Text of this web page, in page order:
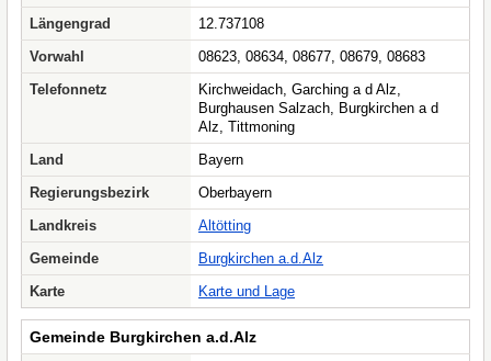
Längengrad
12.737108
Vorwahl
08623, 08634, 08677, 08679, 08683
Telefonnetz
Kirchweidach, Garching a d Alz,
Burghausen Salzach, Burgkirchen a d
Alz, Tittmoning
Land
Bayern
Regierungsbezirk
Oberbayern
Landkreis
Altötting
Gemeinde
Burgkirchen a.d.Alz
Karte
Karte und Lage
Gemeinde Burgkirchen a.d.Alz